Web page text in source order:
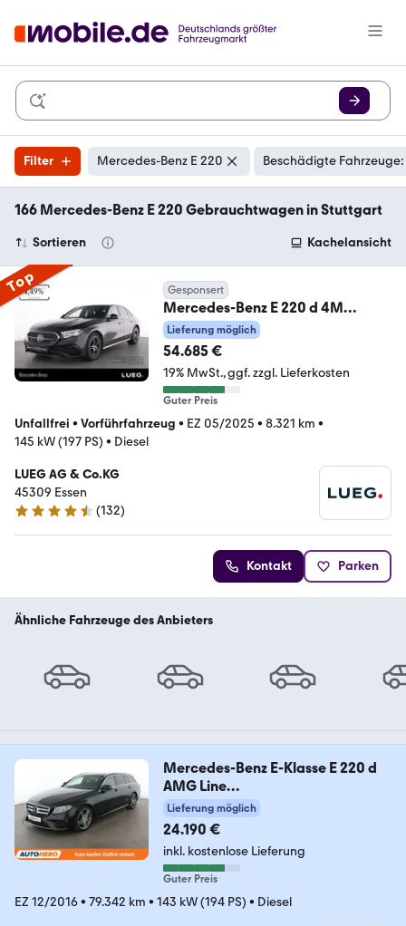
Filter Mercedes-Benz E 220 Beschädigte
166 Mercedes-Benz E 220 Gebrauchtwagen in Stuttgart
Sortieren Kachelansicht
Top Gesponsert
Mercedes-Benz E 220 d 4M
AMG+STANDHZG+AHK+FAHRASS
+DIGIT.LIGHT+
Lieferung möglich
54.685 €
19% MwSt. ggf. zzgl. Lieferkosten
Guter Preis
Unfallfrei • Vorführfahrzeug • EZ 05/2025 • 8.321 km •
145 kW (197 PS) • Diesel
LUEG AG & Co.KG
45309 Essen
4.4 Sterne
(132)
Kontakt Parken
Ähnliche Fahrzeuge des Anbieters
Mercedes-Benz E-Klasse E 220 d
AMG Line
Aut.*NAV*LED*PDC*SHZ*
Lieferung möglich
24.190 €
inkl. kostenlose Lieferung
Guter Preis
EZ 12/2016• 79.342 km • 143 kW (194 PS) • Diesel